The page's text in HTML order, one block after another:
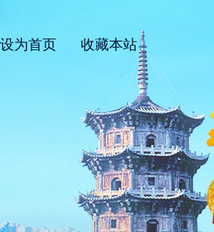
设为首页 收藏本站